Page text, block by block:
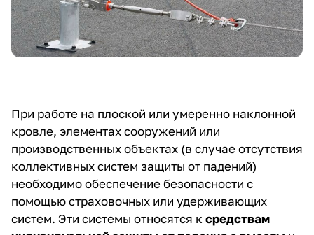
При работе на плоской или умеренно наклонной
кровле, элементах сооружений или
производственных объектах (в случае отсутствия
коллективных систем защиты от падений)
необходимо обеспечение безопасности с
помощью страховочных или удерживающих
систем. Эти системы относятся к средствам